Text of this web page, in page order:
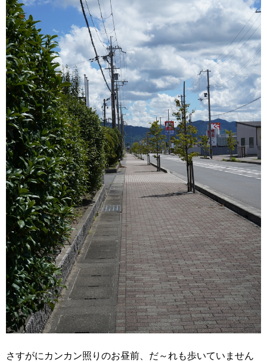
さすがにカンカン照りのお昼前、だ～れも歩いていません